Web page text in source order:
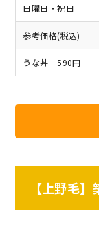
日曜日・祝日
参考価格(税込)
うな丼 590円
【上野毛